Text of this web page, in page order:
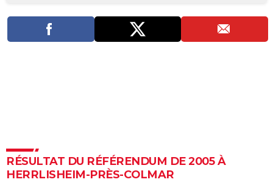
PHOTO
GUIDES D'ACHAT
COPAINS D'AVANT
RÉSULTAT DU RÉFÉRENDUM DE 2005 À
HERRLISHEIM-PRÈS-COLMAR